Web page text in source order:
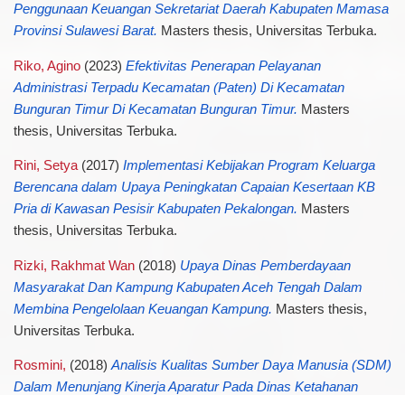
Penggunaan Keuangan Sekretariat Daerah Kabupaten Mamasa
Provinsi Sulawesi Barat. Masters thesis, Universitas Terbuka.
Riko, Agino(2023) Efektivitas Penerapan Pelayanan
Administrasi Terpadu Kecamatan (Paten) Di Kecamatan
Bunguran Timur Di Kecamatan Bunguran Timur. Masters
thesis, Universitas Terbuka.
Rini, Setya(2017) Implementasi Kebijakan Program Keluarga
Berencana dalam Upaya Peningkatan Capaian Kesertaan KB
Pria di Kawasan Pesisir Kabupaten Pekalongan. Masters
thesis, Universitas Terbuka.
Rizki, Rakhmat Wan(2018) Upaya Dinas Pemberdayaan
Masyarakat Dan Kampung Kabupaten Aceh Tengah Dalam
Membina Pengelolaan Keuangan Kampung. Masters thesis,
Universitas Terbuka.
Rosmini, (2018)Analisis Kualitas Sumber Daya Manusia (SDM)
Dalam Menunjang Kinerja Aparatur Pada Dinas Ketahanan